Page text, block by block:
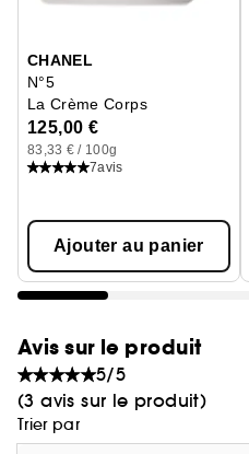
CHANEL
N°5
La Crème Corps
125,00 €
83,33 € / 100g
7avis
Ajouter au panier
Avis sur le produit
5/5
(3 avis sur le produit)
Trier par